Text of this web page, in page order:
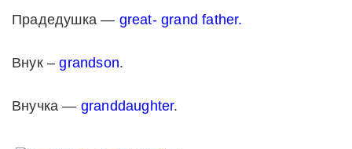
Прадедушка — great- grand father.
Внук –grandson.
Внучка — granddaughter.